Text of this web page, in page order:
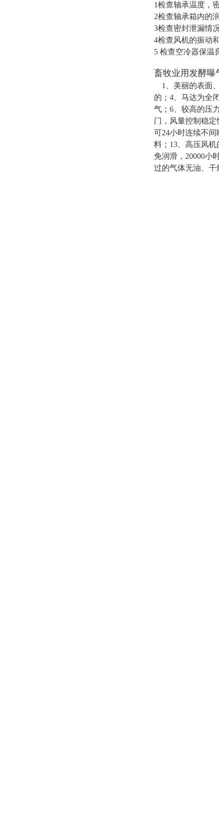
1检查轴承温度，
2检查轴承箱内的
3检查密封泄漏情
4检查风机的振动
5 检查空冷器保温
畜牧业用发酵曝
1、美丽的表面
的；4、马达为全
气；6、较高的压
门，风量控制稳
可24小时连续不
料；13、高压风
免润滑，20000小
过的气体无油、